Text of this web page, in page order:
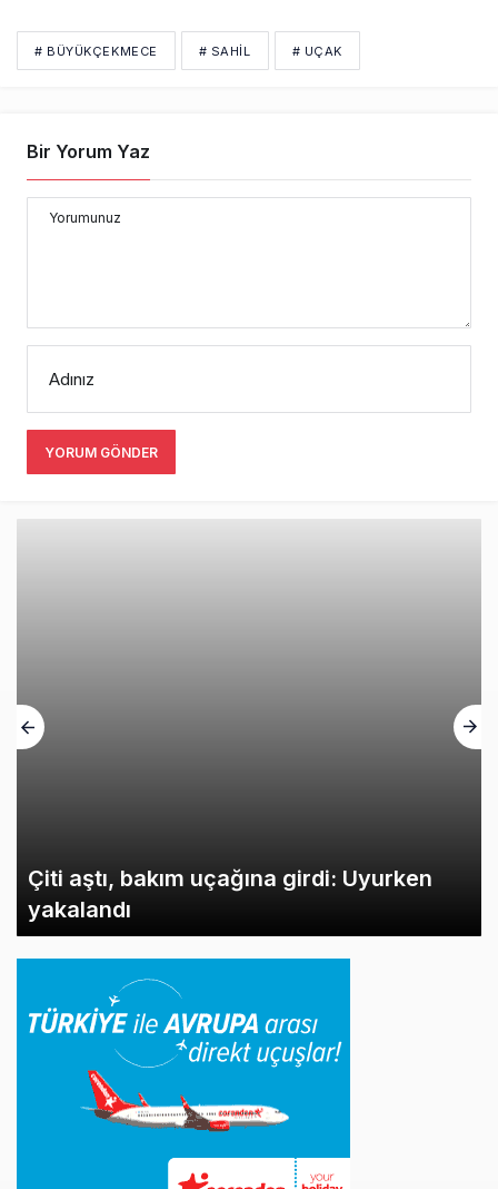
# BÜYÜKÇEKMECE # SAHIL # UÇAK
Bir Yorum Yaz
Yorumunuz
Adınız
YORUM GÖNDER
Çiti aştı, bakım uçağına girdi: Uyurken
yakalandı